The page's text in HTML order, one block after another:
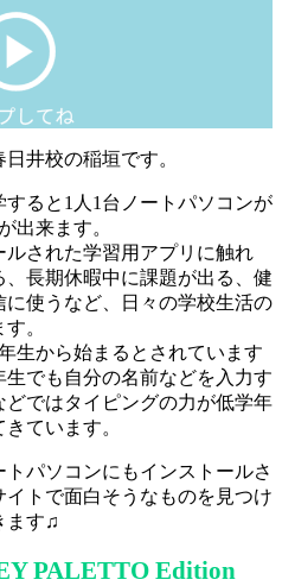
井校の稲垣です。
ると1人1台ノートパソコンが
出来ます。
された学習用アプリに触れ
長期休暇中に課題が出る、健
使うなど、日々の学校生活の
。
生から始まるとされています
でも自分の名前などを入力す
ではタイピングの力が低学年
ています。
パソコンにもインストールさ
トで面白そうなものを見つけ
ます♫
PALETTO Edition